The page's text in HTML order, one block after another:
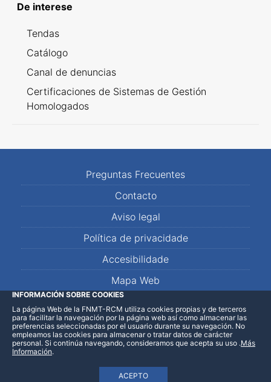
De interese
Tendas
Catálogo
Canal de denuncias
Certificaciones de Sistemas de Gestión
Homologados
Preguntas Frecuentes
Contacto
Aviso legal
Política de privacidade
Accesibilidade
Mapa Web
LinkedInFacebookWhatsApp
INFORMACIÓN SOBRE COOKIES
La página Web de la FNMT-RCM utiliza cookies propias y de terceros
para facilitar la navegación por la página web así como almacenar las
preferencias seleccionadas por el usuario durante su navegación. No
empleamos las cookies para almacenar o tratar datos de carácter
personal. Si continúa navegando, consideramos que acepta su uso
ACEPTO
.Más
Información.